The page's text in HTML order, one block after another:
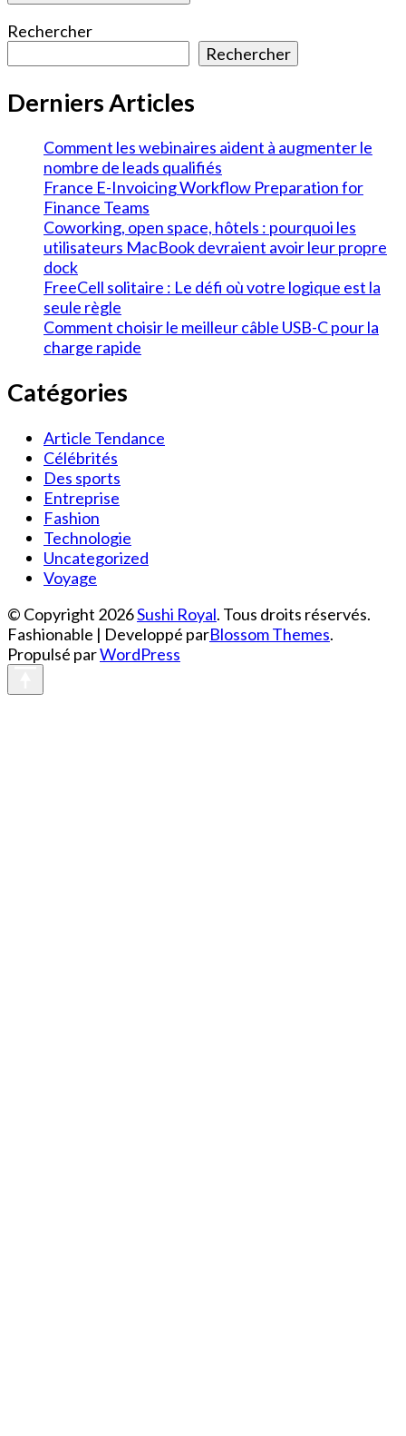
Rechercher
Rechercher
Derniers Articles
Comment les webinaires aident à augmenter le
nombre de leads qualifiés
France E-Invoicing Workflow Preparation for
Finance Teams
Coworking, open space, hôtels : pourquoi les
utilisateurs MacBook devraient avoir leur propre
dock
FreeCell solitaire : Le défi où votre logique est la
seule règle
Comment choisir le meilleur câble USB-C pour la
charge rapide
Catégories
Article Tendance
Célébrités
Des sports
Entreprise
Fashion
Technologie
Uncategorized
Voyage
© Copyright 2026Sushi Royal. Tous droits réservés.
Fashionable | Developpé parBlossom Themes.
Propulsé parWordPress